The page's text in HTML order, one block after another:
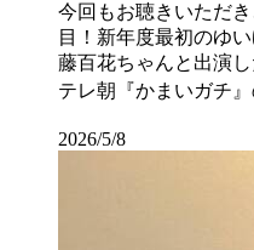
今回もお聴きいただ
目！新年度最初のゆ
藤百花ちゃんと出演
テレ朝『かまいガチ
2026/5/8